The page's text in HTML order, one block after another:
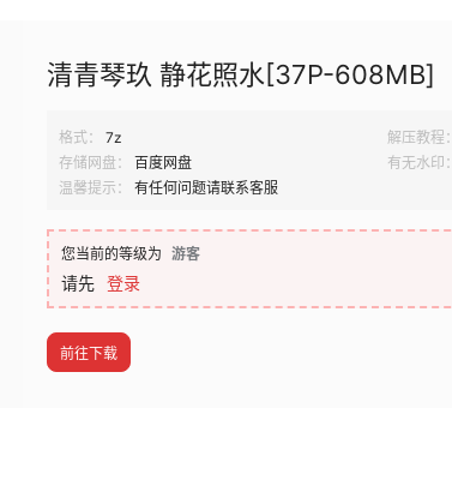
清青琴玖 静花照水[37P-608MB]
格式： 7z 解压教程：
存储网盘：
百度网盘 有无水印：
温馨提示：
有任何问题请联系客服
您当前的等级为 游客
请先 登录
前往下载